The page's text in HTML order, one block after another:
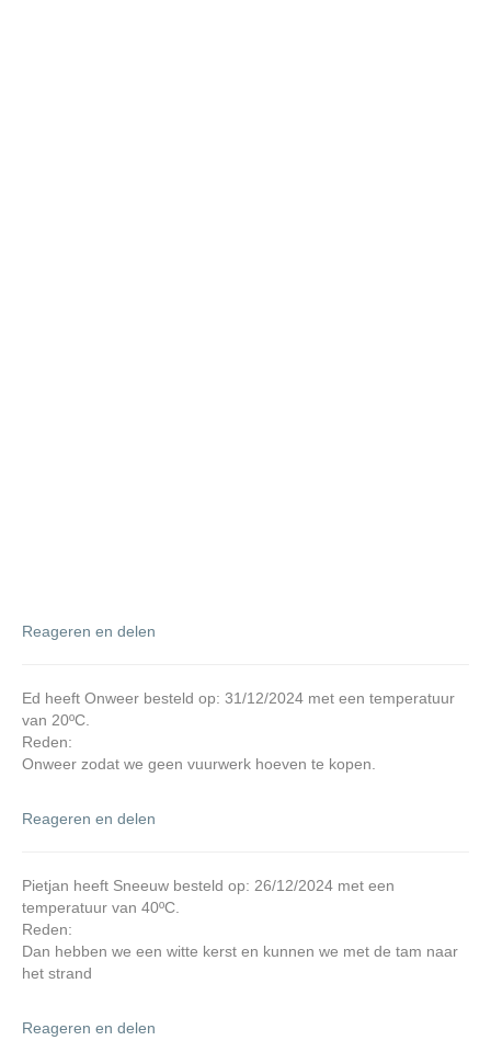
Reageren en delen
Ed heeft Onweer besteld op: 31/12/2024 met een temperatuur
van 20ºC.
Reden:
Onweer zodat we geen vuurwerk hoeven te kopen.
Reageren en delen
Pietjan heeft Sneeuw besteld op: 26/12/2024 met een
temperatuur van 40ºC.
Reden:
Dan hebben we een witte kerst en kunnen we met de tam naar
het strand
Reageren en delen